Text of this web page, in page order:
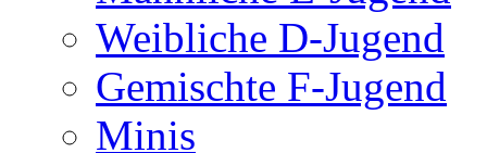
Weibliche D-Jugend
Gemischte F-Jugend
Minis